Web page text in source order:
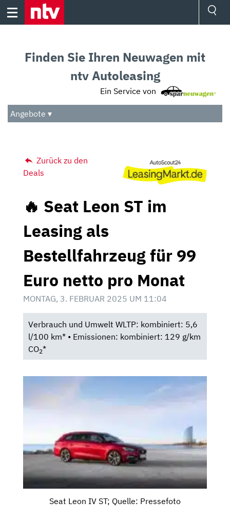
Skip
Audio
Das Beste
Finden Sie Ihren Neuwagen mit
ntv Autoleasing
Ein Service von
Angebote ▾
Zurück zu den
Deals
🔥 Seat Leon ST im
Leasing als
Bestellfahrzeug für 99
Euro netto pro Monat
MONTAG, 3. FEBRUAR 2025 UM 11:04
Verbrauch und Umwelt WLTP: kombiniert: 5,6
l/100 km* • Emissionen: kombiniert: 129 g/km
CO2*
Seat Leon IV ST; Quelle: Pressefoto